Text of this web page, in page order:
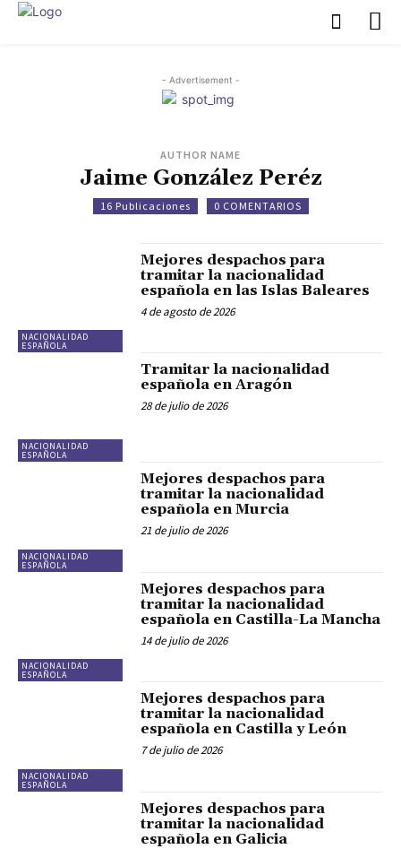
- Advertisement -
AUTHOR NAME
Jaime González Peréz
16 Publicaciones 0 COMENTARIOS
NACIONALIDAD
ESPAÑOLA
Mejores despachos para
tramitar la nacionalidad
española en las Islas Baleares
4 de agosto de 2026
NACIONALIDAD
ESPAÑOLA
Tramitar la nacionalidad
española en Aragón
28 de julio de 2026
NACIONALIDAD
ESPAÑOLA
Mejores despachos para
tramitar la nacionalidad
española en Murcia
21 de julio de 2026
NACIONALIDAD
ESPAÑOLA
Mejores despachos para
tramitar la nacionalidad
española en Castilla-La Mancha
14 de julio de 2026
NACIONALIDAD
ESPAÑOLA
Mejores despachos para
tramitar la nacionalidad
española en Castilla y León
7 de julio de 2026
Mejores despachos para
tramitar la nacionalidad
española en Galicia